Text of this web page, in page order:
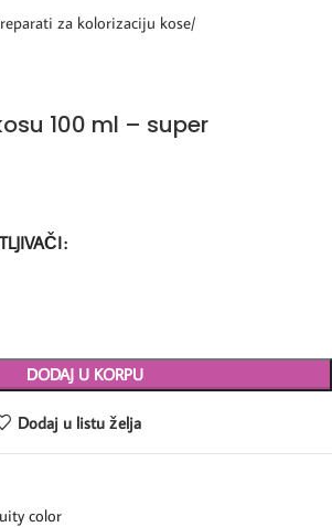
za kolorizaciju kose
100 ml – super
DODAJ U KORPU
Dodaj u listu želja
color